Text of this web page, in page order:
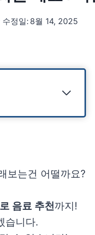
수정일: 8월 14, 2025
보는건 어떨까요?
음료 추천까지!
습니다.